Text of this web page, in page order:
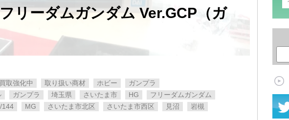
リーダムガンダム Ver.GCP（ガ
買取強化中 取り扱い商材 ホビー
ガンプラ
ガンプラ 埼玉県 さいたま市 HG
フリーダムガンダム
144 MG さいたま市北区 さいたま市西区 見沼
岩槻